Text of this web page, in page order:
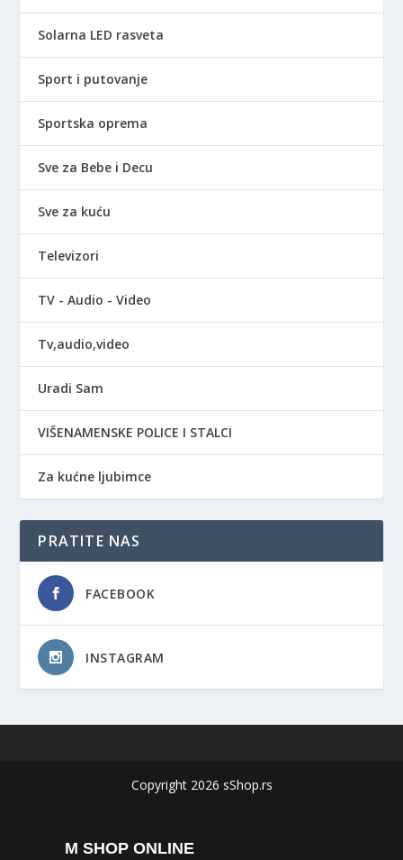
Solarna LED rasveta
Sport i putovanje
Sportska oprema
Sve za Bebe i Decu
Sve za kuću
Televizori
TV - Audio - Video
Tv,audio,video
Uradi Sam
VIŠENAMENSKE POLICE I STALCI
Za kućne ljubimce
PRATITE NAS
FACEBOOK
INSTAGRAM
Copyright 2026 sShop.rs
M SHOP ONLINE